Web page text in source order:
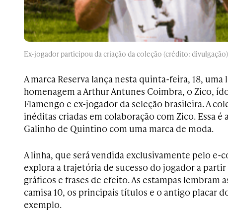
Ex-jogador participou da criação da coleção (crédito: divulgação)
A marca Reserva lança nesta quinta-feira, 18, uma
homenagem a Arthur Antunes Coimbra, o Zico,
Flamengo e ex-jogador da seleção brasileira. A
inéditas criadas em colaboração com Zico. Essa
Galinho de Quintino com uma marca de moda.
A linha, que será vendida exclusivamente pelo e-
explora a trajetória de sucesso do jogador a
gráficos e frases de efeito. As estampas lembram
camisa 10, os principais títulos e o antigo placar
exemplo.